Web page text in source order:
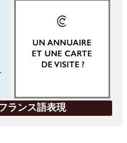
ランス語表現